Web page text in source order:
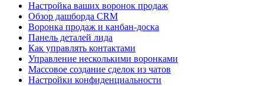
Настройка ваших воронок продаж
Обзор дашборда CRM
Воронка продаж и канбан-доска
Панель деталей лида
Как управлять контактами
Управление несколькими воронками
Массовое создание сделок из чатов
Настройки конфиденциальности